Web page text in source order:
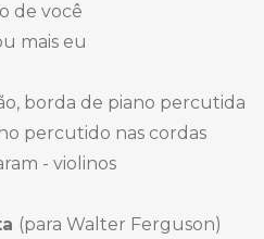
de você
mais eu
borda de piano percutida
percutido nas cordas
- violinos
(para Walter Ferguson)